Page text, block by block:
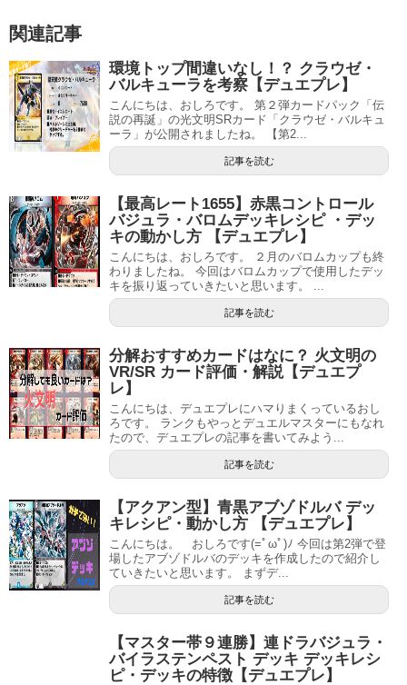
関連記事
環境トップ間違いなし！？ クラウゼ・
バルキューラを考察【デュエプレ】
こんにちは、おしろです。 第２弾カードパック「伝
説の再誕」の光文明SRカード「クラウゼ・バルキュ
ーラ」が公開されましたね。 【第2...
記事を読む
【最高レート1655】赤黒コントロール
バジュラ・バロムデッキレシピ ・デッ
キの動かし方 【デュエプレ】
こんにちは、おしろです。 ２月のバロムカップも終
わりましたね。 今回はバロムカップで使用したデッ
キを振り返っていきたいと思います。 ...
記事を読む
分解おすすめカードはなに？ 火文明の
VR/SR カード評価・解説【デュエプ
レ】
こんにちは、デュエプレにハマりまくっているおし
ろです。 ランクもやっとデュエルマスターにもなれ
たので、デュエプレの記事を書いてみよう...
記事を読む
【アクアン型】青黒アブゾドルバ デッ
キレシピ・動かし方 【デュエプレ】
こんにちは。 おしろです(=ﾟωﾟ)ﾉ 今回は第2弾で登
場したアブゾドルバのデッキを作成したので紹介し
ていきたいと思います。 まずデ...
記事を読む
【マスター帯９連勝】連ドラバジュラ・
バイラステンペスト デッキ デッキレシ
ピ・デッキの特徴【デュエプレ】